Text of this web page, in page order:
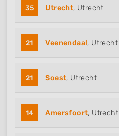
35 Utrecht, Utrecht
21 Veenendaal, Utrecht
21 Soest, Utrecht
14 Amersfoort, Utrecht